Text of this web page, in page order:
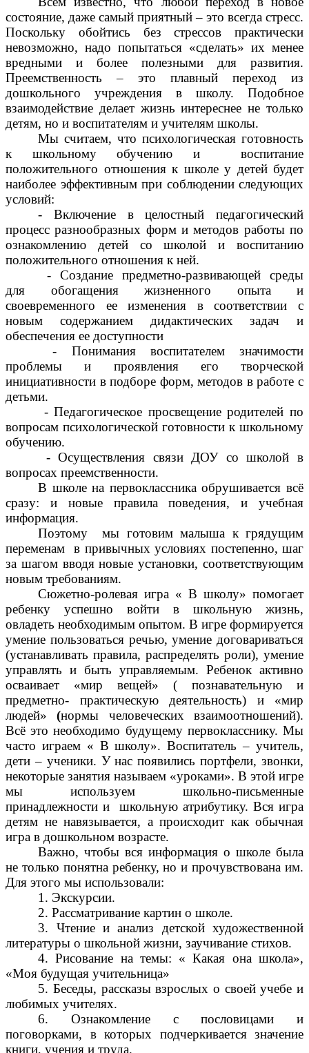
состояние, даже самый приятный – это всегда стресс.
Поскольку обойтись без стрессов практически
невозможно, надо попытаться «сделать» их менее
вредными и более полезными для развития.
Преемственность – это плавный переход из
дошкольного учреждения в школу. Подобное
взаимодействие делает жизнь интереснее не только
детям, но и воспитателям и учителям школы.
Мы считаем, что психологическая готовность
к школьному обучению и воспитание
положительного отношения к школе у детей будет
наиболее эффективным при соблюдении следующих
условий:
- Включение в целостный педагогический
процесс разнообразных форм и методов работы по
ознакомлению детей со школой и воспитанию
положительного отношения к ней.
- Создание предметно-развивающей среды
для обогащения жизненного опыта и
своевременного ее изменения в соответствии с
новым содержанием дидактических задач и
обеспечения ее доступности
- Понимания воспитателем значимости
проблемы и проявления его творческой
инициативности в подборе форм, методов в работе с
детьми.
- Педагогическое просвещение родителей по
вопросам психологической готовности к школьному
обучению.
- Осуществления связи ДОУ со школой в
вопросах преемственности.
В школе на первоклассника обрушивается всё
сразу: и новые правила поведения, и учебная
информация.
Поэтому
мы готовим малыша к грядущим
переменам в привычных условиях постепенно, шаг
за шагом вводя новые установки, соответствующим
новым требованиям.
Сюжетно-ролевая игра « В школу» помогает
ребенку успешно войти в школьную жизнь,
овладеть необходимым опытом. В игре формируется
умение пользоваться речью, умение договариваться
(устанавливать правила, распределять роли), умение
управлять и быть управляемым. Ребенок активно
осваивает «мир вещей» ( познавательную и
предметно- практическую деятельность) и «мир
людей» (нормы человеческих взаимоотношений).
Всё это необходимо будущему первокласснику. Мы
часто играем « В школу». Воспитатель – учитель,
дети – ученики. У нас появились портфели, звонки,
некоторые занятия называем «уроками». В этой игре
мы используем школьно-письменные
принадлежности и школьную атрибутику. Вся игра
детям не навязывается, а происходит как обычная
игра в дошкольном возрасте.
Важно, чтобы вся информация о школе была
не только понятна ребенку, но и прочувствована им.
Для этого мы использовали:
1. Экскурсии.
2. Рассматривание картин о школе.
3. Чтение и анализ детской художественной
литературы о школьной жизни, заучивание стихов.
4. Рисование на темы: « Какая она школа»,
«Моя будущая учительница»
5. Беседы, рассказы взрослых о своей учебе и
любимых учителях.
6. Ознакомление с пословицами и
поговорками, в которых подчеркивается значение
книги, учения и труда.